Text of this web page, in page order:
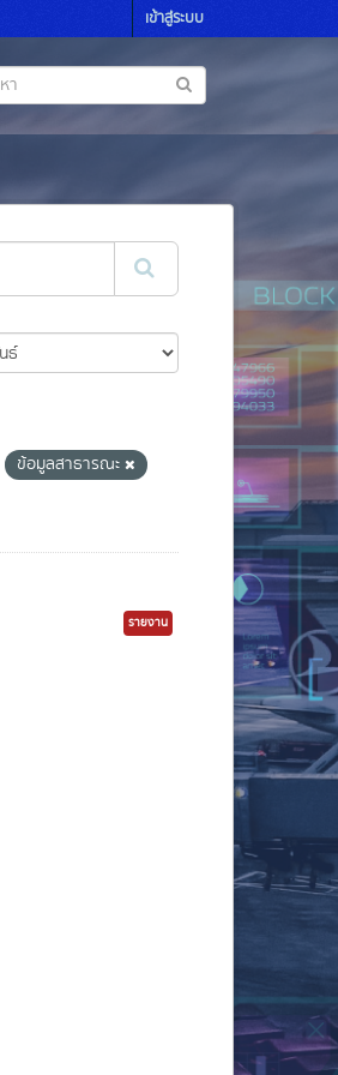
เข้าสู่ระบบ
ข้อมูลสาธารณะ
รายงาน